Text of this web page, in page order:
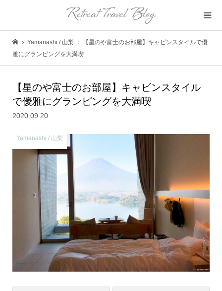
Yamanashi / 山梨
【星のや富士のお部屋】キャビンスタイルで優
雅にグランピングを大満喫
【星のや富士のお部屋】キャビンスタイル
で優雅にグランピングを大満喫
2020.09.20
Yamanashi / 山梨